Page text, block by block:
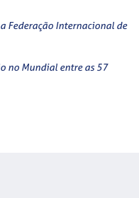
Federação Internacional de
no Mundial entre as 57